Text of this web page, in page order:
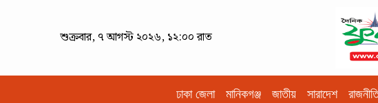
শুক্রবার, ৭ আগস্ট ২০২৬, ১২:০০ রাত
ঢাকা জেলা মানিকগঞ্জ জাতীয় সারাদেশ